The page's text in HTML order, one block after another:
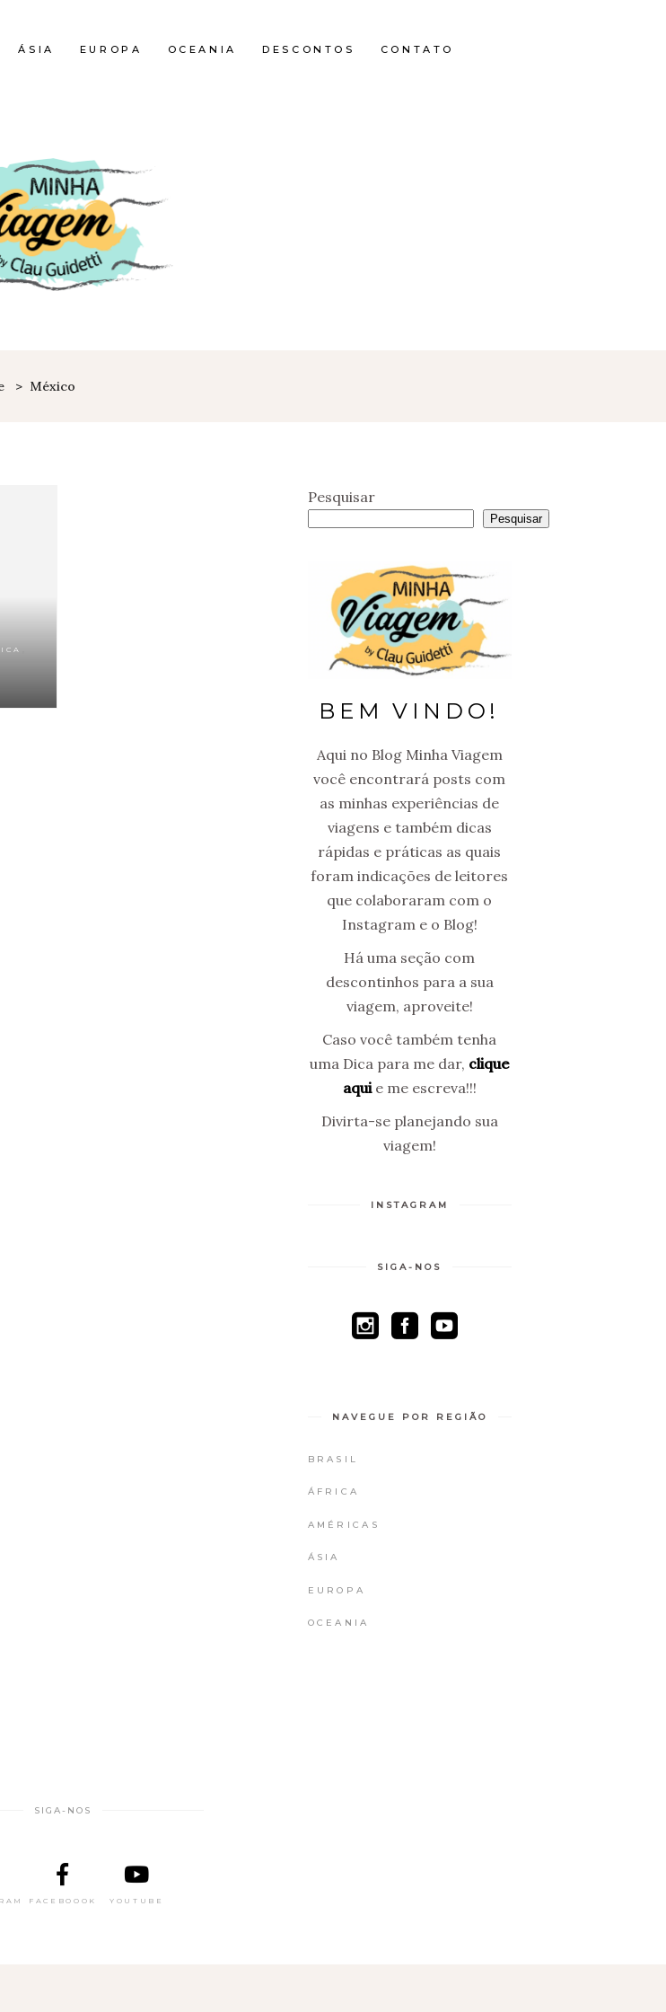
ÁSIA EUROPA OCEANIA DESCONTOS CONTATO
> México
Pesquisar
Pesquisar
BEM VINDO!
Aqui no Blog Minha Viagem
você encontrará posts com
as minhas experiências de
viagens e também dicas
rápidas e práticas as quais
foram indicações de leitores
que colaboraram com o
Instagram e o Blog!
Há uma seção com
descontinhos para a sua
viagem, aproveite!
Caso você também tenha
uma Dica para me dar, clique
aquie me escreva!!!
Divirta-se planejando sua
viagem!
INSTAGRAM
SIGA-NOS
NAVEGUE POR REGIÃO
BRASIL
ÁFRICA
AMÉRICAS
ÁSIA
EUROPA
OCEANIA
SIGA-NOS
FACEBOOOK YOUTUBE